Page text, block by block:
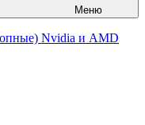
Меню
Nvidia и AMD